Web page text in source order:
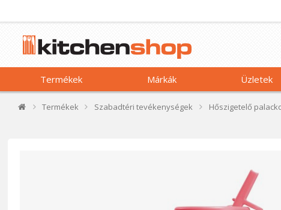
Termékek Márkák Üzletek
Termékek Szabadtéri tevékenységek Hőszigetelő